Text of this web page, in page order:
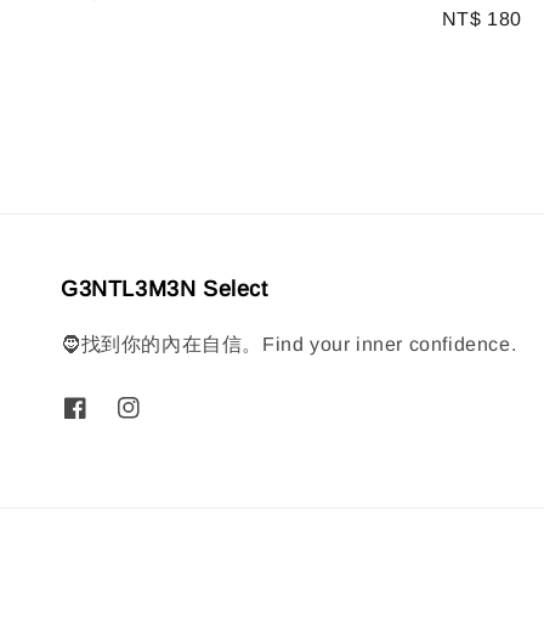
Regular
NT$ 180
G3NTL3M3N Select
🧔找到你的內在自信。Find your inner confidence.